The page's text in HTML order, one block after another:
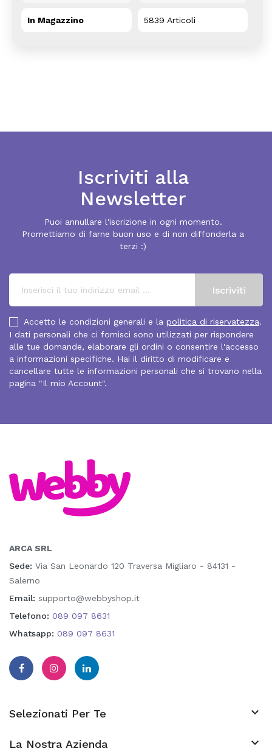
In Magazzino 5839 Articoli
Iscriviti alla
Newsletter
Puoi annullare l'iscrizione in ogni momento.
Promettiamo di farne buon uso e di non diffonderla a
terzi :)
Accetto le condizioni generali e la politica di riservatezza.
I dati personali che ci fornisci sono utilizzati per rispondere
alle tue domande, elaborare gli ordini o consentire l'accesso
a informazioni specifiche. Hai il diritto di modificare e
cancellare tutte le informazioni personali che si trovano nella
pagina "Il mio Account".
ARCA SRL
Sede: Via San Leonardo 120 Traversa Migliaro - 84131 -
Salerno
Email: supporto@webbyshop.it
Telefono: 089 097 8631
Whatsapp: 089 097 8631
Selezionati Per Te 
La Nostra Azienda 